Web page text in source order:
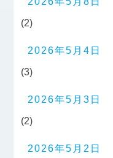
(2)
2026年5月4日
(3)
2026年5月3日
(2)
2026年5月2日